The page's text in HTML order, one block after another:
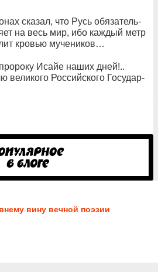
ска­зал, что Русь обя­за­тель­
на весь мир, ибо каж­дый метр
кро­вью му­че­ни­ков…
Исайе на­ших дней!..
ве­ли­ко­го Рос­сий­ско­го Го­су­дар­
вину вечной поэзии